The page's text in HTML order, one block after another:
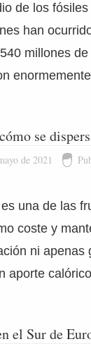
de los
han
millones
se
de 2021
una de las
coste y
ni apenas
aporte
Sur de